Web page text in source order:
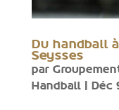
Du handball
Seysses
par
Handball| Déc